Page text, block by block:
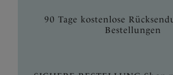
90 Tage kostenlose
Bestellungen